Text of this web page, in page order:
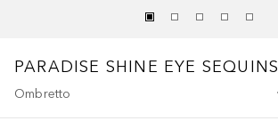
PARADISE SHINE EYE SEQUINS
Ombretto